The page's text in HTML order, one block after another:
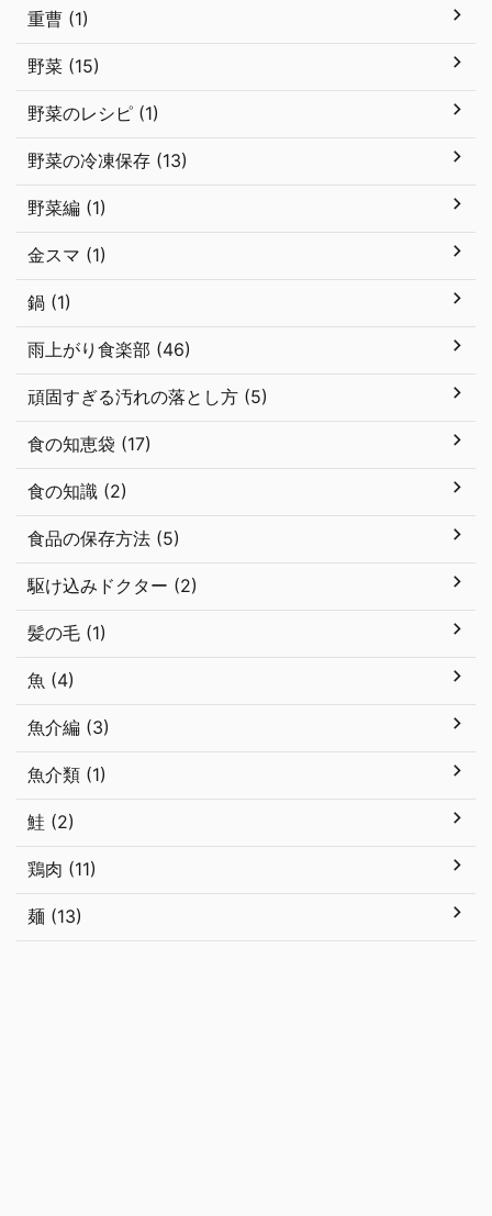
重曹 (1)
野菜 (15)
野菜のレシピ (1)
野菜の冷凍保存 (13)
野菜編 (1)
金スマ (1)
鍋 (1)
雨上がり食楽部 (46)
頑固すぎる汚れの落とし方 (5)
食の知恵袋 (17)
食の知識 (2)
食品の保存方法 (5)
駆け込みドクター (2)
髪の毛 (1)
魚 (4)
魚介編 (3)
魚介類 (1)
鮭 (2)
鶏肉 (11)
麺 (13)